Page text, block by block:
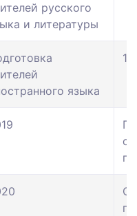
русского
и литературы
языка